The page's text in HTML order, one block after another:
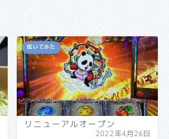
呟いてみた
リニューアルオープン
2022年4月26日